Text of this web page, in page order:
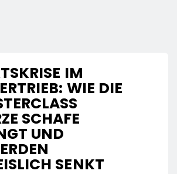
IM
WIE DIE
SCHAFE
UND
SENKT